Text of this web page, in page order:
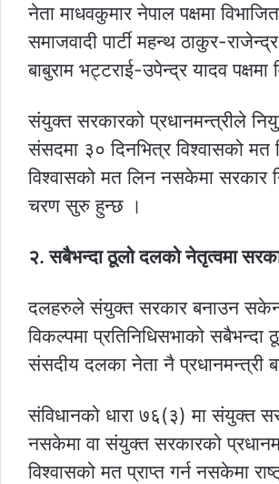
नेता माधवकुमार नेपाल पक्षमा
समाजवादी पार्टी महन्थ ठाकुर-
बाबुराम भट्टराई-उपेन्द्र यादव
संयुक्त सरकारको प्रधानमन्त्रीले
संसदमा ३० दिनभित्र विश्वासको मत
विश्वासको मत लिन नसकेमा सरकार
चरण सुरु हुन्छ ।
२. सबैभन्दा ठूलो दलको नेतृत्वमा
दलहरुले संयुक्त सरकार बनाउन
विकल्पमा प्रतिनिधिसभाको सबैभन्दा
संसदीय दलका नेता नै प्रधानमन्त्री
संविधानको धारा ७६(३) मा संयुक्त
नसकेमा वा संयुक्त सरकारको
विश्वासको मत प्राप्त गर्न नसकेमा